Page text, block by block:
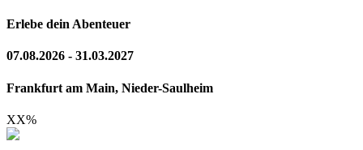
Erlebe dein Abenteuer
07.08.2026 - 31.03.2027
Frankfurt am Main, Nieder-Saulheim
XX%